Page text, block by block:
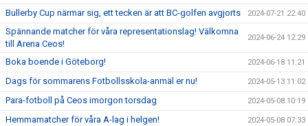
Bullerby Cup närmar sig, ett tecken är att BC-golfen avgjorts 2024-07-21 22:40
Spännande matcher för våra representationslag! Välkomna
till Arena Ceos!
2024-06-24 12:29
Boka boende i Göteborg! 2024-06-18 11:21
Dags för sommarens Fotbollsskola-anmäl er nu! 2024-05-13 11:02
Para-fotboll på Ceos imorgon torsdag 2024-05-08 10:19
Hemmamatcher för våra A-lag i helgen! 2024-05-08 07:33